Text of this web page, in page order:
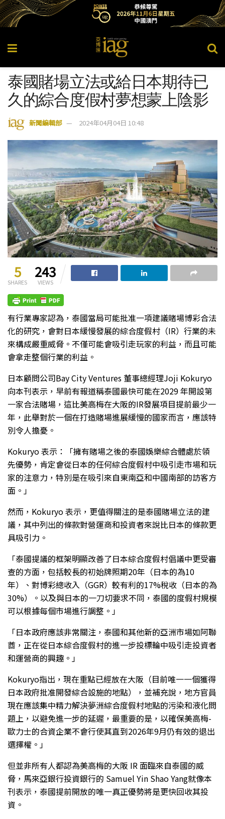
泰國賭場立法或給日本期待已
久的綜合度假村夢想蒙上陰影
新聞編輯部 2024年04月04日 10:48
5
SHARES
243
VIEWS
有行業專家認為，泰國當局可能批准一項建議賭場博彩合法
化的研究，會對日本緩慢發展的綜合度假村（IR）行業的未
來構成嚴重威脅。不僅可能會吸引走玩家的利益，而且可能
會拿走整個行業的利益。
日本顧問公司Bay City Ventures 董事總經理Joji Kokuryo
向本刊表示，早前有報道稱泰國最快可能在2029 年開設第
一家合法賭場，這比美高梅在大阪的IR發展項目提前最少一
年，此舉對於一個在打造賭場進展緩慢的國家而言，應該特
別令人擔憂。
Kokuryo 表示：「擁有賭場之後的泰國娛樂綜合體處於領
先優勢，肯定會從日本的任何綜合度假村中吸引走市場和玩
家的注意力，特別是在吸引來自東南亞和中國南部的訪客方
面。」
然而，Kokuryo 表示，更值得關注的是泰國賭場立法的建
議，其中列出的條款對營運商和投資者來說比日本的條款更
具吸引力。
「泰國提議的框架明顯改善了日本綜合度假村倡議中更受審
查的方面，包括較長的初始牌照期20年（日本的為10
年）、對博彩總收入（GGR）較有利的17%稅收（日本的為
30%）。以及與日本的一刀切要求不同，泰國的度假村規模
可以根據每個市場進行調整。」
「日本政府應該非常關注，泰國和其他新的亞洲市場如阿聯
酋，正在從日本綜合度假村的進一步投標輪中吸引走投資者
和運營商的興趣。」
Kokuryo指出，現在重點已經放在大阪（目前唯一一個獲得
日本政府批准開發綜合設施的地點），並補充說，地方官員
現在應該集中精力解決夢洲綜合度假村地點的污染和液化問
題上，以避免進一步的延遲，最重要的是，以確保美高梅-
歐力士的合資企業不會行使其直到2026年9月仍有效的退出
選擇權。」
但並非所有人都認為美高梅的大阪 IR 面臨來自泰國的威
脅，馬來亞銀行投資銀行的 Samuel Yin Shao Yang就像本
刊表示，泰國提前開放的唯一真正優勢將是更快回收其投
資。